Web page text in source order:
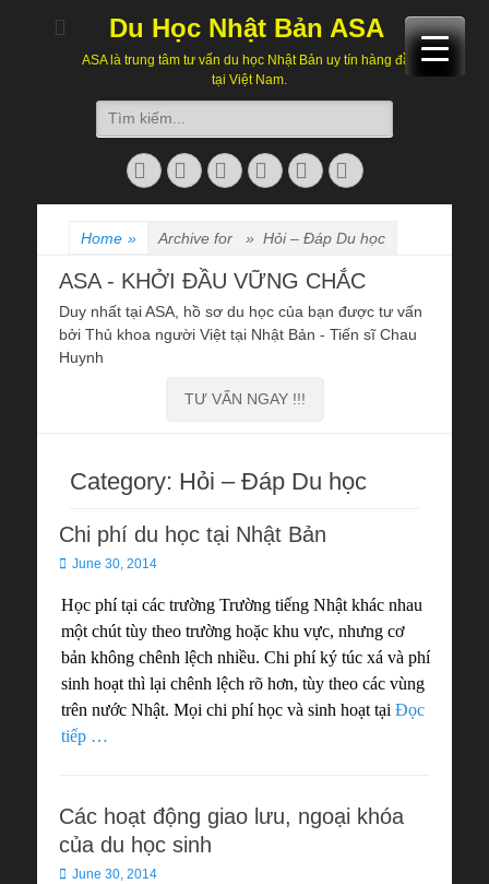
Du Học Nhật Bản ASA
ASA là trung tâm tư vấn du học Nhật Bản uy tín hàng đầu
tại Việt Nam.
Search
for:
Facebook
TwitterEmailSkypeWebsite
Phone
Home » Archive for » Hỏi – Đáp Du học
ASA - KHỞI ĐẦU VỮNG CHẮC
Duy nhất tại ASA, hồ sơ du học của bạn được tư vấn
bởi Thủ khoa người Việt tại Nhật Bản - Tiến sĩ Chau
Huynh
TƯ VẤN NGAY !!!
Category: Hỏi – Đáp Du học
Chi phí du học tại Nhật Bản
Posted
June 30, 2014
Học phí tại các trường Trường tiếng Nhật khác nhau
một chút tùy theo trường hoặc khu vực, nhưng cơ
bản không chênh lệch nhiều. Chi phí ký túc xá và phí
sinh hoạt thì lại chênh lệch rõ hơn, tùy theo các vùng
trên nước Nhật. Mọi chi phí học và sinh hoạt tại Đọc
tiếp …
Các hoạt động giao lưu, ngoại khóa
của du học sinh
Posted
June 30, 2014